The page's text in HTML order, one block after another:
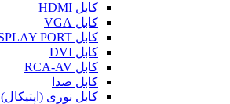
کابل HDMI
کابل VGA
کابل DISPLAY PORT
کابل DVI
کابل RCA-AV
کابل صدا
کابل نوری (اپتیکال)